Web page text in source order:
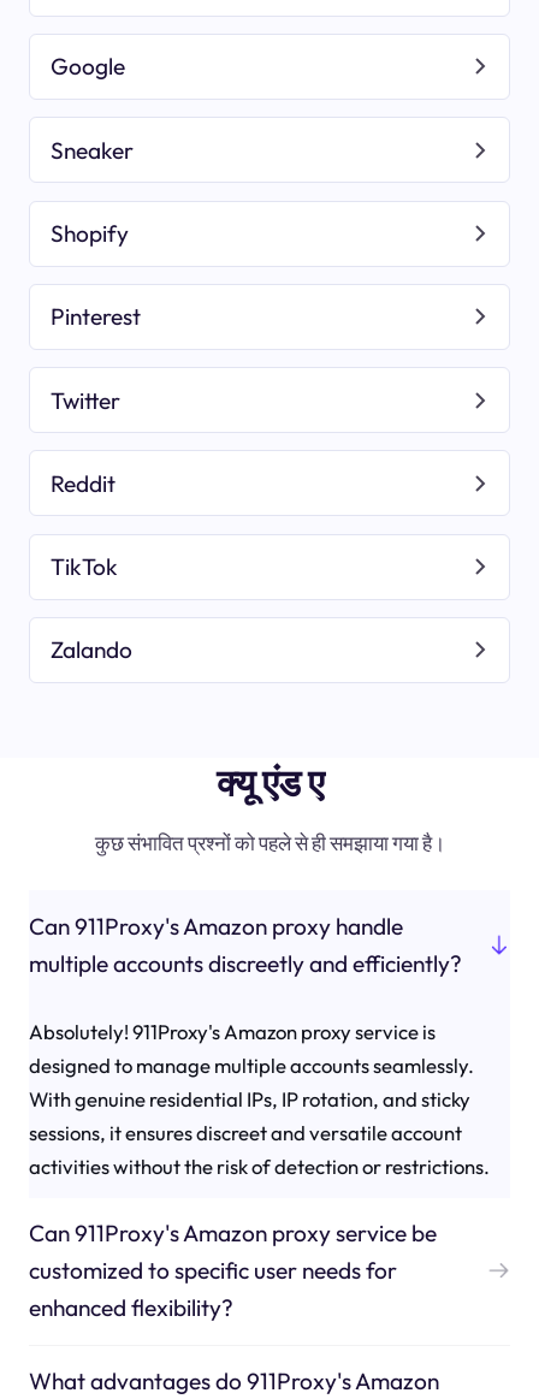
Google
Sneaker
Shopify
Pinterest
Twitter
Reddit
TikTok
Zalando
क्यू एंड ए
कुछ संभावित प्रश्नों को पहले से ही समझाया गया है।
Can 911Proxy's Amazon proxy handle
multiple accounts discreetly and efficiently?
Absolutely! 911Proxy's Amazon proxy service is
designed to manage multiple accounts seamlessly.
With genuine residential IPs, IP rotation, and sticky
sessions, it ensures discreet and versatile account
activities without the risk of detection or restrictions.
Can 911Proxy's Amazon proxy service be
customized to specific user needs for
enhanced flexibility?
What advantages do 911Proxy's Amazon